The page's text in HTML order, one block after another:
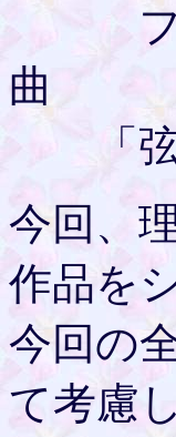
フラ
曲
「弦
今回、
作品を
今回の
て考慮